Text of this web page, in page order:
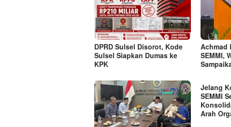
DPRD Sulsel Disorot, Kode
Sulsel Siapkan Dumas ke
KPK
Achmad
SEMMI,
Jelang
SEMMI
Arah